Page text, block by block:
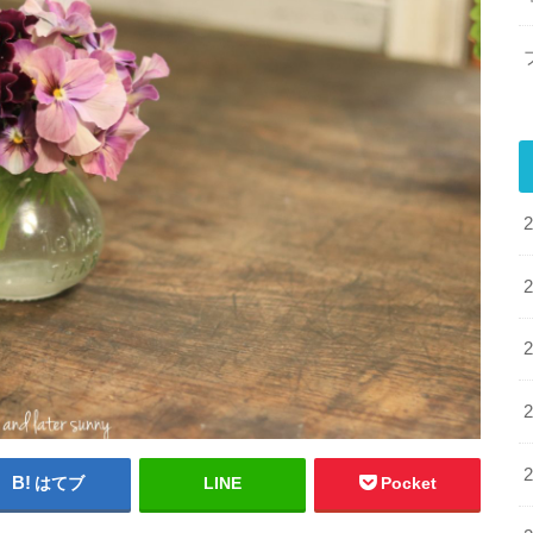
はてブ LINE Pocket